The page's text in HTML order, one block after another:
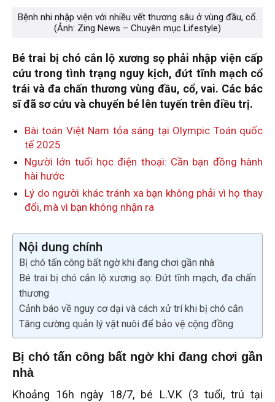
Bệnh nhi nhập viện với nhiều vết thương sâu ở vùng đầu, cổ.
(Ảnh: Zing News – Chuyên mục Lifestyle)
Bé trai bị chó cắn lộ xương sọ phải nhập viện cấp
cứu trong tình trạng nguy kịch, đứt tĩnh mạch cổ
trái và đa chấn thương vùng đầu, cổ, vai. Các bác
sĩ đã sơ cứu và chuyển bé lên tuyến trên điều trị.
Bài toán Việt Nam tỏa sáng tại Olympic Toán quốc
tế 2025
Người lớn tuổi học điện thoại: Cần bạn đồng hành
hài hước
Lý do người khác tránh xa bạn không phải vì họ thay
đổi, mà vì bạn không nhận ra
Nội dung chính
Bị chó tấn công bất ngờ khi đang chơi gần nhà
Bé trai bị chó cắn lộ xương sọ: Đứt tĩnh mạch, đa chấn
thương
Cảnh báo về nguy cơ dại và cách xử trí khi bị chó cắn
Tăng cường quản lý vật nuôi để bảo vệ cộng đồng
Bị chó tấn công bất ngờ khi đang chơi gần
nhà
Khoảng 16h ngày 18/7, bé L.V.K (3 tuổi, trú tại